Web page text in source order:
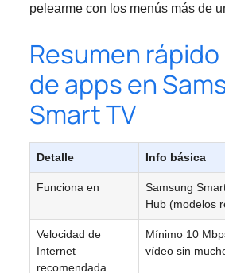
pelearme con los menús más de
Resumen
de apps en
Smart TV
Detalle Info básica
Funciona en
Samsung
Hub (modelos
Velocidad de
Internet
recomendada
Mínimo 10
vídeo sin